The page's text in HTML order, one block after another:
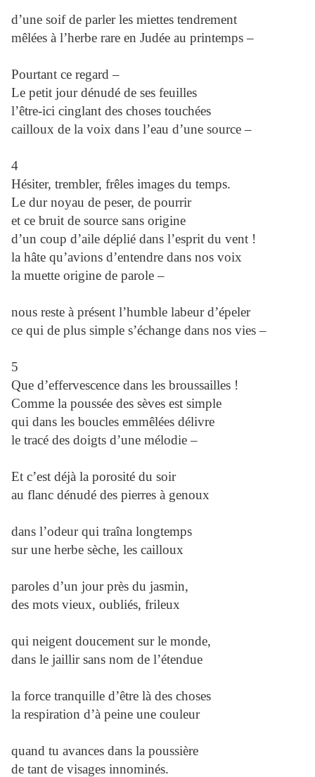
d’une soif de parler les miettes tendrement
mêlées à l’herbe rare en Judée au printemps –
Pourtant ce regard –
Le petit jour dénudé de ses feuilles
l’être-ici cinglant des choses touchées
cailloux de la voix dans l’eau d’une source –
4
Hésiter, trembler, frêles images du temps.
Le dur noyau de peser, de pourrir
et ce bruit de source sans origine
d’un coup d’aile déplié dans l’esprit du vent !
la hâte qu’avions d’entendre dans nos voix
la muette origine de parole –
nous reste à présent l’humble labeur d’épeler
ce qui de plus simple s’échange dans nos vies –
5
Que d’effervescence dans les broussailles !
Comme la poussée des sèves est simple
qui dans les boucles emmêlées délivre
le tracé des doigts d’une mélodie –
Et c’est déjà la porosité du soir
au flanc dénudé des pierres à genoux
dans l’odeur qui traîna longtemps
sur une herbe sèche, les cailloux
paroles d’un jour près du jasmin,
des mots vieux, oubliés, frileux
qui neigent doucement sur le monde,
dans le jaillir sans nom de l’étendue
la force tranquille d’être là des choses
la respiration d’à peine une couleur
quand tu avances dans la poussière
de tant de visages innominés.